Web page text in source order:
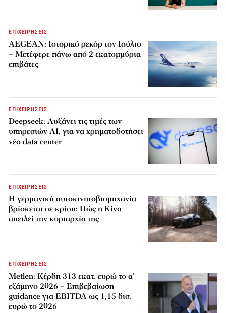
ΕΠΙΧΕΙΡΗΣΕΙΣ
AEGEAN: Ιστορικό ρεκόρ τον Ιούλιο
– Μετέφερε πάνω από 2 εκατομμύρια
επιβάτες
ΕΠΙΧΕΙΡΗΣΕΙΣ
Deepseek: Αυξάνει τις τιμές των
υπηρεσιών AI, για να χρηματοδοτήσει
νέο data center
ΕΠΙΧΕΙΡΗΣΕΙΣ
Η γερμανική αυτοκινητοβιομηχανία
βρίσκεται σε κρίση: Πώς η Κίνα
απειλεί την κυριαρχία της
ΕΠΙΧΕΙΡΗΣΕΙΣ
Metlen: Κέρδη 313 εκατ. ευρώ το α’
εξάμηνο 2026 – Επιβεβαίωση
guidance για EBITDA ως 1,15 δισ.
ευρώ το 2026